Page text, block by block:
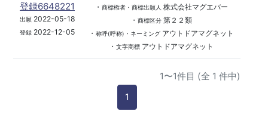
登録6648221
出願2022-05-18
登録 2022-12-05
・ 商標権者・商標出願人 株式会社マグエバー
・ 商標区分第２２類
・ 称呼(呼称)・ネーミングアウトドアマグネット
・ 文字商標アウトドアマグネット
1〜1件目 (全 1 件中)
1